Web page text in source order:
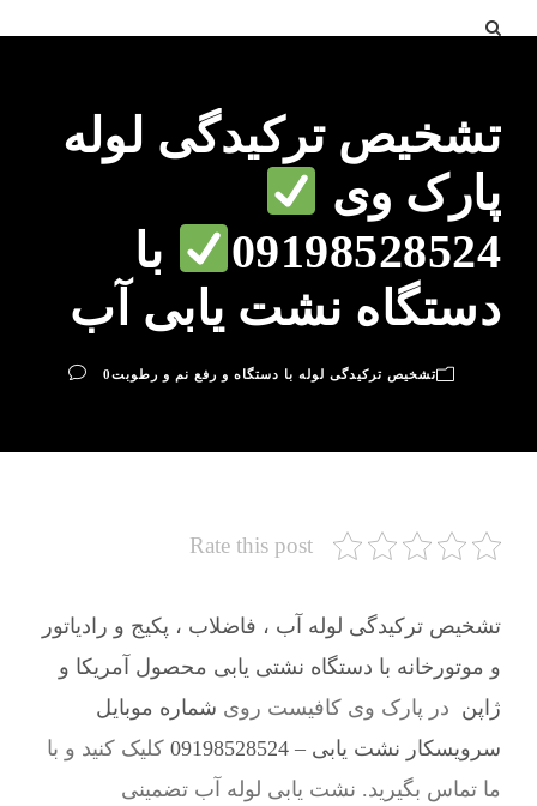
تشخیص ترکیدگی لوله
پارک وی
09198528524
با
دستگاه نشت یابی آب
تشخیص ترکیدگی لوله با دستگاه و رفع نم و رطوبت0
Rate this post
تشخیص ترکیدگی لوله آب ، فاضلاب ، پکیج و رادیاتور
و موتورخانه با دستگاه نشتی یابی محصول آمریکا و
ژاپن در پارک وی کافیست روی شماره موبایل
سرویسکار نشت یابی – 09198528524
کلیک کنید و با
ما تماس بگیرید. نشت یابی لوله آب تضمینی